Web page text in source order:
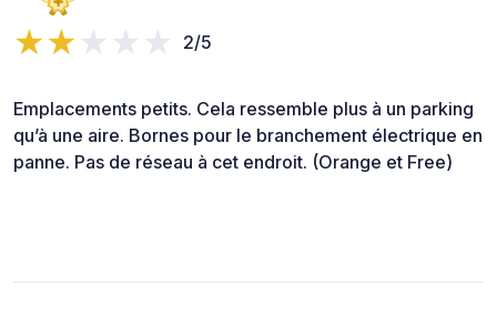
2/5
Emplacements petits. Cela ressemble plus à un parking
qu’à une aire. Bornes pour le branchement électrique en
panne. Pas de réseau à cet endroit. (Orange et Free)